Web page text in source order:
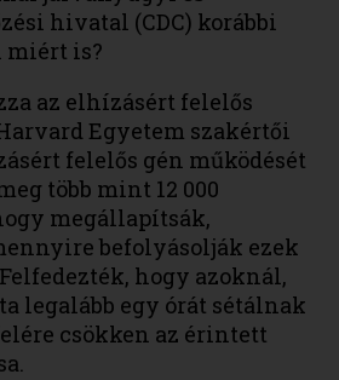
hivatal (CDC) korábbi
miért is?
az elhízásért felelős
Egyetem szakértői
felelős gén működését
több mint 12 000
megállapítsák,
befolyásolják ezek
hogy azoknál,
legalább egy órát sétálnak
csökken az érintett